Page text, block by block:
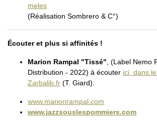
meles
(Réalisation Sombrero & C°)
Écouter et plus si affinités !
Marion Rampal "Tissé" , (Label Nemo
Distribution - 2022) à écouter ici, dans le
Zarbalib.fr (T. Giard).
www.marionrampal.com
www.jazzsouslespommiers.com